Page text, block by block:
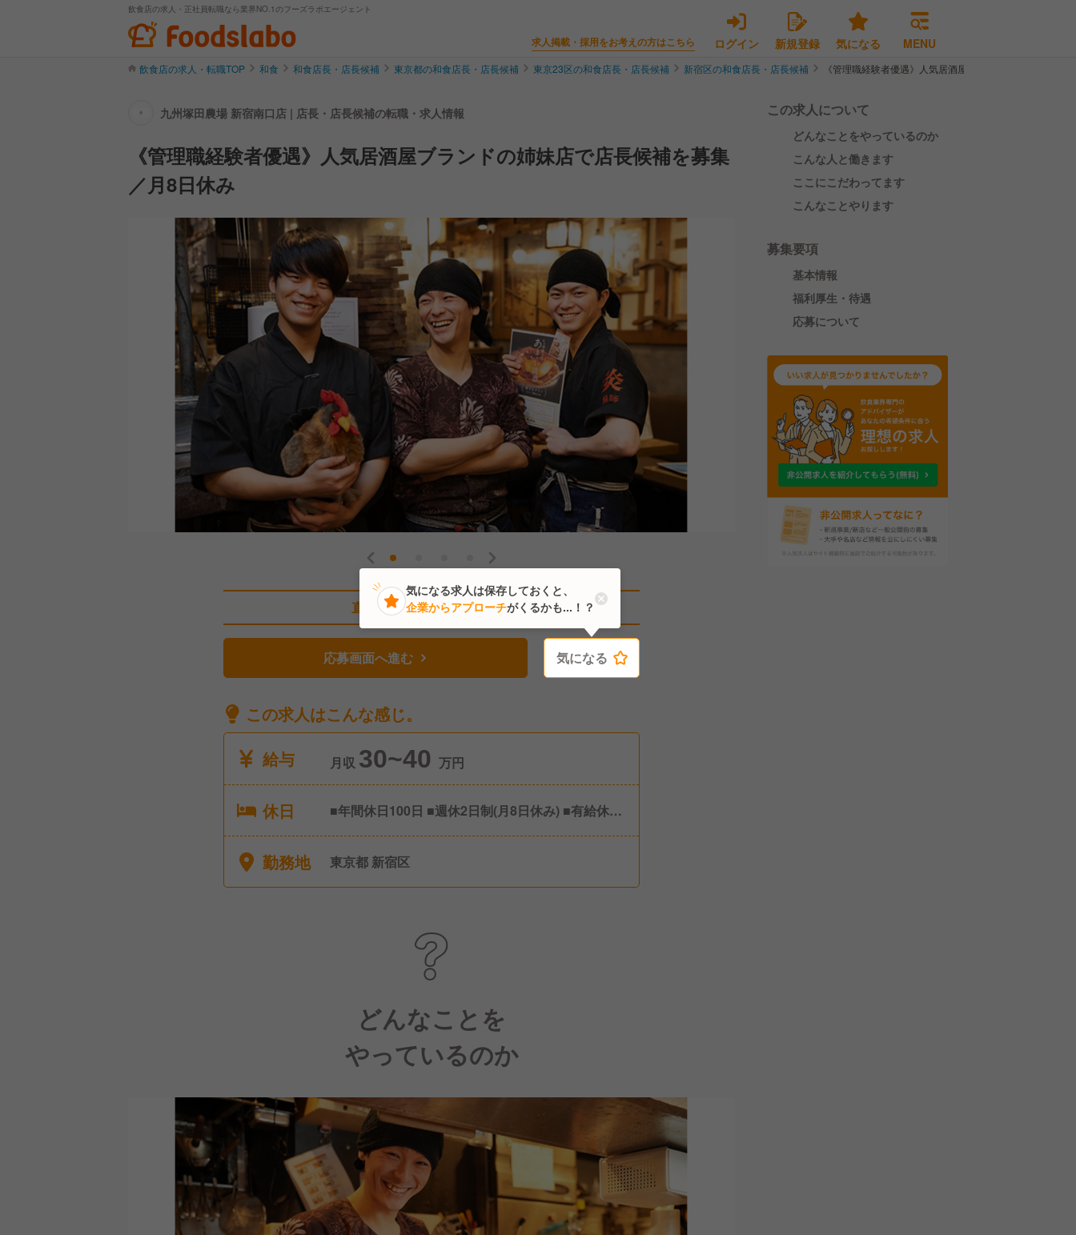
飲食店の求人・正社員転職なら業界NO.1のフーズラボエージェント
求人掲載・採用をお考えの方はこちら ログイン 新規登録 気になる MENU
飲食店の求人・転職TOP 和食 和食店長・店長候補 東京都の和食店長・店長候補 東京23区の和食店長・店長候補 新宿区の和食店長・店長候補 《管理職経験者優遇》人気居酒屋ブランドの姉妹店で店
九州塚田農場 新宿南口店 | 店長・店長候補の転職・求人情報
《管理職経験者優遇》人気居酒屋ブランドの姉妹店で店長候補を募集
／月8日休み
直近4人がこの求人を検討中
応募画面へ進む 気になる
この求人はこんな感じ。
給与
月収 30~40 万円
休日
■年間休日100日 ■週休2日制(月8日休み) ■有給休暇
ずつ取得OK) ■産休・育休あり(男性の育児休業取得
者20名以上の実績あり)
勤務地 東京都 新宿区
どんなことを
やっているのか
この求人について
どんなことをやっているのか
こんな人と働きます
ここにこだわってます
こんなことやります
募集要項
基本情報
福利厚生・待遇
応募について
気になる
気になる求人は保存しておくと、
企業からアプローチがくるかも...！？